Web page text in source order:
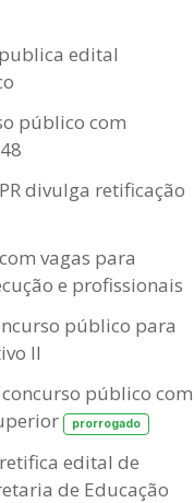
edital
público com
divulga retificação
vagas para
e profissionais
público para
II
público com
prorrogado
edital de
de Educação